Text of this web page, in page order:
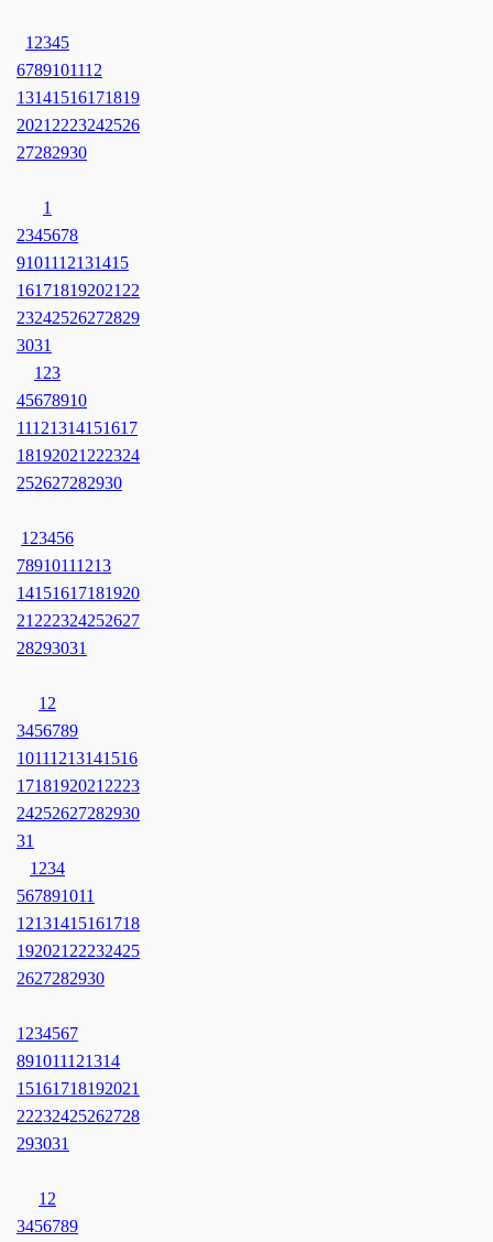
1 2345
6789101112
13141516171819
2021 2223242526
27282930
1
2345678
9101112131415
161718192021 22
23242526272829
3031
1 23
45678910
11121314151617
18192021 222324
252627282930
1 23456
78910111213
14151617181920
21 222324252627
28293031
1 2
3456789
10111213141516
1718192021 2223
24252627282930
31
1 234
567891011
12131415161718
192021 22232425
2627282930
1 234567
891011121314
15161718192021
22232425262728
293031
1 2
3456789